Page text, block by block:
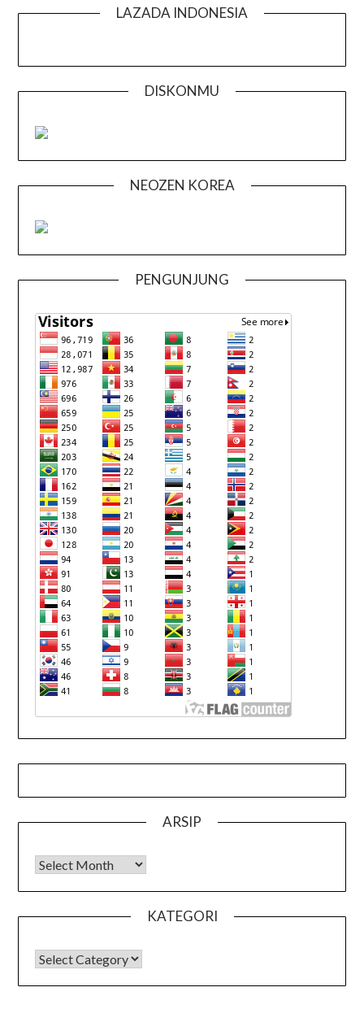
LAZADA INDONESIA
DISKONMU
NEOZEN KOREA
PENGUNJUNG
ARSIP
Arsip
KATEGORI
KATEGORI